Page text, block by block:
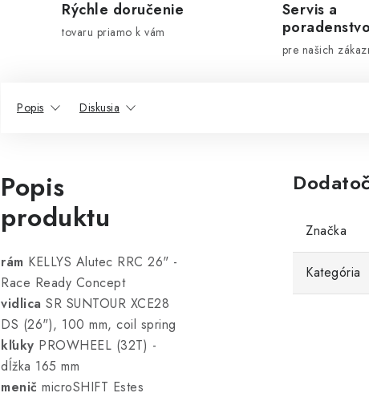
Rýchle doručenie
tovaru priamo k vám
Servis a
poradenstvo
pre našich
Popis Diskusia
Popis
produktu
rám KELLYS Alutec RRC 26" -
Race Ready Concept
vidlica SR SUNTOUR XCE28
DS (26"), 100 mm, coil spring
kľuky PROWHEEL (32T) -
dĺžka 165 mm
menič microSHIFT Estes
Značka
Kategória